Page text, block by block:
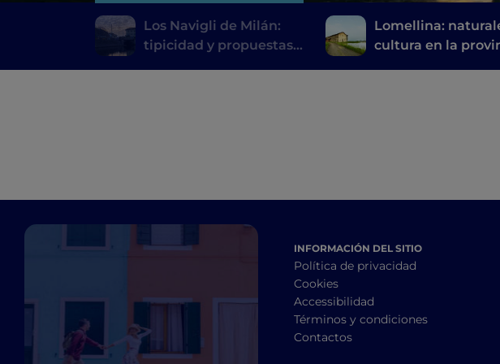
Los Navigli de Milán:
tipicidad y propuestas
Lomellina:
cultura en la
INFORMACIÓN DEL SITIO
Política de privacidad
Cookies
Accessibilidad
Términos y condiciones
Contactos